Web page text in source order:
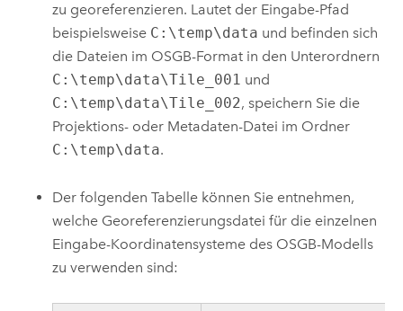
zu georeferenzieren. Lautet der Eingabe-Pfad
beispielsweise C:\temp\data und befinden sich
die Dateien im OSGB-Format in den Unterordnern
C:\temp\data\Tile_001 und
C:\temp\data\Tile_002, speichern Sie die
Projektions- oder Metadaten-Datei im Ordner
C:\temp\data.
Der folgenden Tabelle können Sie entnehmen,
welche Georeferenzierungsdatei für die einzelnen
Eingabe-Koordinatensysteme des OSGB-Modells
zu verwenden sind: